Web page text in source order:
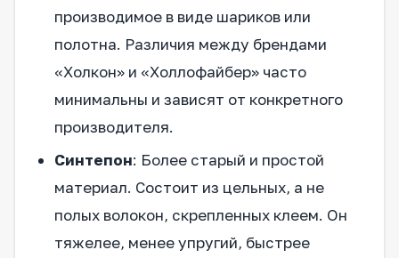
производимое в виде шариков или
полотна. Различия между брендами
«Холкон» и «Холлофайбер» часто
минимальны и зависят от конкретного
производителя.
Синтепон: Более старый и простой
материал. Состоит из цельных, а не
полых волокон, скрепленных клеем. Он
тяжелее, менее упругий, быстрее